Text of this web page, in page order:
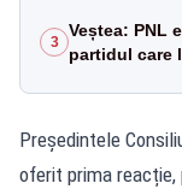
3
Veștea: PNL
partidul care
Președintele
oferit prima reacție,